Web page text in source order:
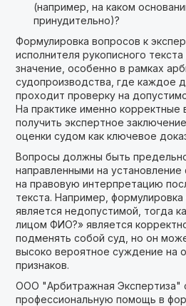
(например, на каком
принудительно)?
Формулировка вопросов к
исполнителя рукописного
значение, особенно в рамках
судопроизводства, где каждое
проходит проверку на
На практике именно корректные
получить экспертное
оценки судом как ключевое
Вопросы должны быть
направленными на установление
на правовую интерпретацию
текста. Например, формулировка
является недопустимой, тогда
лицом ФИО?» является
подменять собой суд, но он
высоко вероятное суждение на
признаков.
ООО "Арбитражная Экспертиза"
профессиональную помощь в